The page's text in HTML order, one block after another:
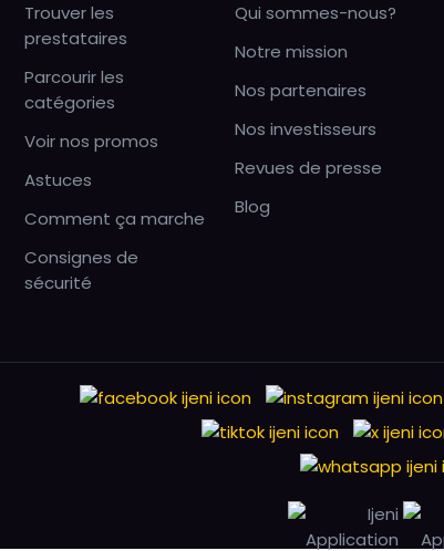
Trouver les
prestataires
Parcourir les
catégories
Voir nos promos
Astuces
Comment ça marche
Consignes de
sécurité
Qui sommes-nous?
Notre mission
Nos partenaires
Nos investisseurs
Revues de presse
Blog